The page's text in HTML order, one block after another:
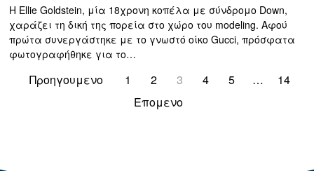
H Ellie Goldstein, μία 18χρονη κοπέλα με σύνδρομο Down,
χαράζει τη δική της πορεία στο χώρο του modeling. Αφού
πρώτα συνεργάστηκε με το γνωστό οίκο Gucci, πρόσφατα
φωτογραφήθηκε για το…
Προηγουμενο 1 2 3 4 5 …
14
Επομενο